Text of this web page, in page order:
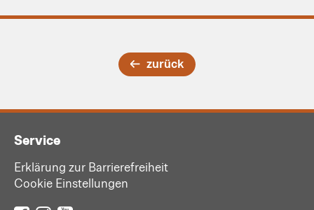
zurück
Service
Erklärung zur Barrierefreiheit
Cookie Einstellungen